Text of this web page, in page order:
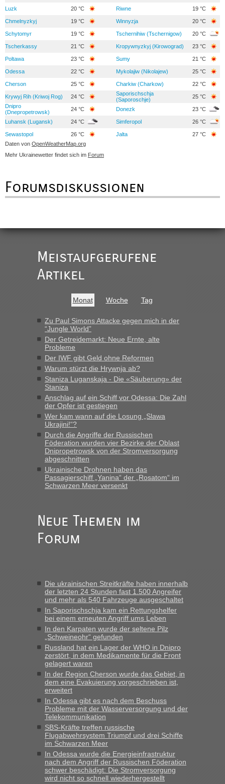
Luzk 20 °C Riwne 19 °C
Chmelnyzkyj 19 °C Winnyzja 20 °C
Schytomyr 19 °C Tschernihiw (Tschernigow) 20 °C
Tscherkassy 21 °C Kropywnyzkyj (Kirowograd) 23 °C
Poltawa 23 °C Sumy 21 °C
Odessa 22 °C Mykolajiw (Nikolajew) 25 °C
Cherson 25 °C Charkiw (Charkow) 22 °C
Krywyj Rih (Kriwoj Rog) 24 °C
Saporischschja
(Saporoschje)
25 °C
Dnipro
(Dnepropetrowsk)
24 °C Donezk 23 °C
Luhansk (Lugansk) 24 °C Simferopol 26 °C
Sewastopol 26 °C Jalta
27 °C
Daten von OpenWeatherMap.org
Mehr Ukrainewetter findet sich im Forum
Forumsdiskussionen
Meistaufgerufene
Artikel
Monat Woche Tag
Zu Paul Simons Attacke gegen mich in der
“Jungle World”
Der Getreidemarkt: Neue Ernte, alte
Probleme
Der IWF gibt Geld ohne Reformen
Warum stürzt die Hrywnja ab?
Staniza Luganskaja - Die «Säuberung» der
Staniza
Anschlag auf ein Schiff vor Odessa: Die Zahl
der Opfer ist gestiegen
Wer kam wann auf die Losung „Slawa
Ukrajini!“?
Durch die Angriffe der Russischen
Föderation wurden vier Bezirke der Oblast
Dnipropetrowsk von der Stromversorgung
abgeschnitten
Ukrainische Drohnen haben das
Passagierschiff „Yanina“ der „Rosatom“ im
Schwarzen Meer versenkt
Neue Themen im
Forum
Die ukrainischen Streitkräfte haben innerhalb
der letzten 24 Stunden fast 1.500 Angreifer
und mehr als 540 Fahrzeuge ausgeschaltet
In Saporischschja kam ein Rettungshelfer
bei einem erneuten Angriff ums Leben
In den Karpaten wurde der seltene Pilz
„Schweineohr“ gefunden
Russland hat ein Lager der WHO in Dnipro
zerstört, in dem Medikamente für die Front
gelagert waren
In der Region Cherson wurde das Gebiet, in
dem eine Evakuierung vorgeschrieben ist,
erweitert
In Odessa gibt es nach dem Beschuss
Probleme mit der Wasserversorgung und der
Telekommunikation
SBS-Kräfte treffen russische
Flugabwehrsystem Triumpf und drei Schiffe
im Schwarzen Meer
In Odessa wurde die Energieinfrastruktur
nach dem Angriff der Russischen Föderation
schwer beschädigt: Die Stromversorgung
wird nicht so schnell wiederhergestellt